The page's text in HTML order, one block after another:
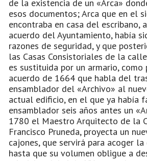
de la existencia de un «Arca»
esos documentos; Arca que en el
encontraba en casa del escribano,
acuerdo del Ayuntamiento, había
razones de seguridad, y que
las Casas Consistoriales de la
es sustituida por un armario, como
acuerdo de 1664 que habla del
ensamblador del «Archivo» al
actual edificio, en el que ya había
ensamblador seis años antes un
1780 el Maestro Arquitecto de la
Francisco Pruneda, proyecta un
cajones, que servirá para acoger
hasta que su volumen obligue a